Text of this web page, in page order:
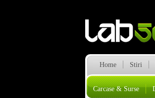
Home Stiri
Carcase & Surse